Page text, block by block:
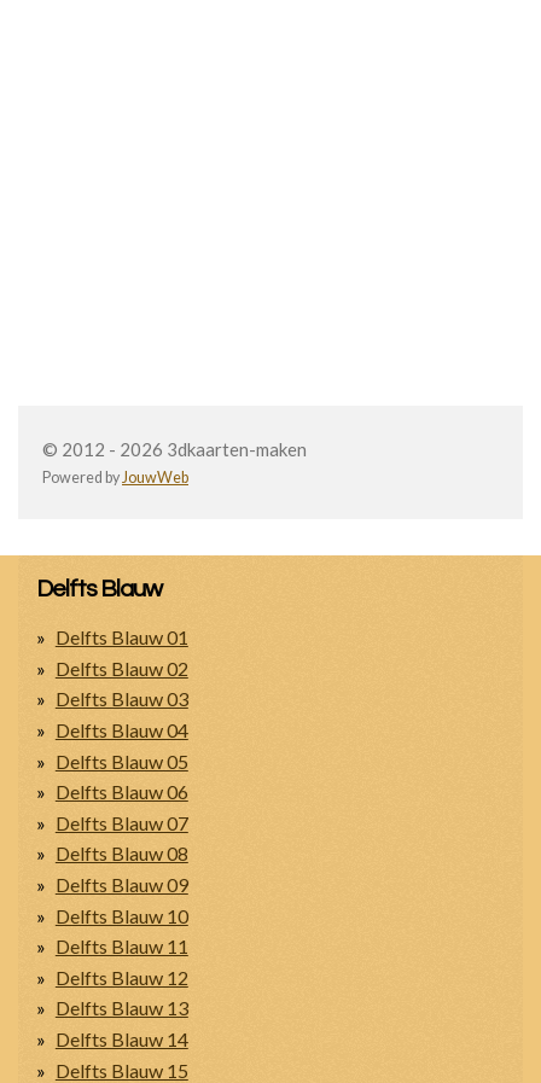
© 2012 - 2026 3dkaarten-maken
Powered byJouwWeb
Delfts Blauw
Delfts Blauw 01
Delfts Blauw 02
Delfts Blauw 03
Delfts Blauw 04
Delfts Blauw 05
Delfts Blauw 06
Delfts Blauw 07
Delfts Blauw 08
Delfts Blauw 09
Delfts Blauw 10
Delfts Blauw 11
Delfts Blauw 12
Delfts Blauw 13
Delfts Blauw 14
Delfts Blauw 15